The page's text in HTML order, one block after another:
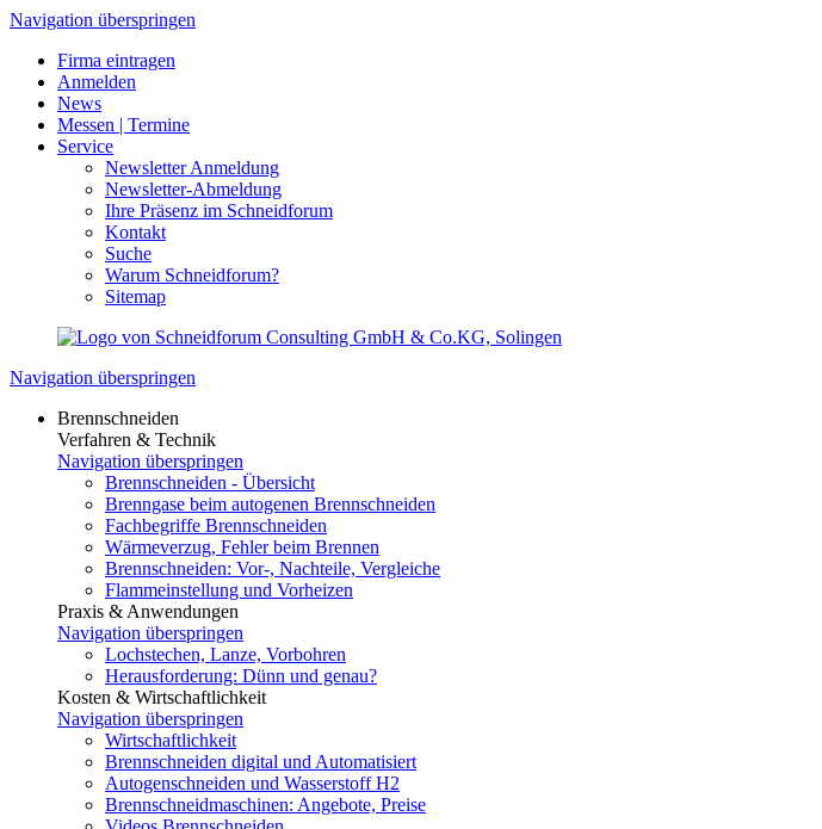
Navigation überspringen
Firma eintragen
Anmelden
News
Messen | Termine
Service
Newsletter Anmeldung
Newsletter-Abmeldung
Ihre Präsenz im Schneidforum
Kontakt
Suche
Warum Schneidforum?
Sitemap
Navigation überspringen
Brennschneiden
Verfahren & Technik
Navigation überspringen
Brennschneiden - Übersicht
Brenngase beim autogenen Brennschneiden
Fachbegriffe Brennschneiden
Wärmeverzug, Fehler beim Brennen
Brennschneiden: Vor-, Nachteile, Vergleiche
Flammeinstellung und Vorheizen
Praxis & Anwendungen
Navigation überspringen
Lochstechen, Lanze, Vorbohren
Herausforderung: Dünn und genau?
Kosten & Wirtschaftlichkeit
Navigation überspringen
Wirtschaftlichkeit
Brennschneiden digital und Automatisiert
Autogenschneiden und Wasserstoff H2
Brennschneidmaschinen: Angebote, Preise